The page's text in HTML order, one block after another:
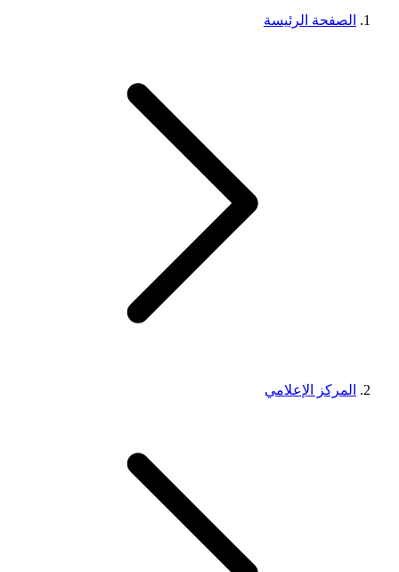
الصفحة الرئيسة
المركز الإعلامي